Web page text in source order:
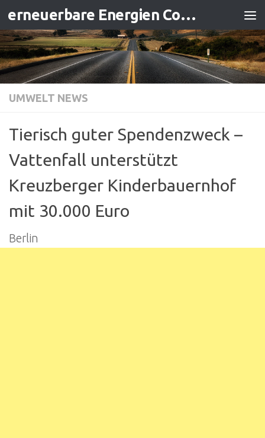
Zum Inhalt springen erneuerbare Energien Contracting
UMWELT NEWS
Tierisch guter Spendenzweck –
Vattenfall unterstützt
Kreuzberger Kinderbauernhof
mit 30.000 Euro
Berlin